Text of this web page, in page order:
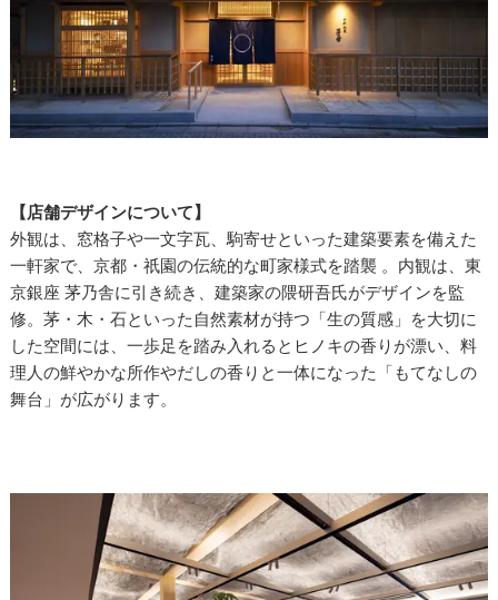
【店舗デザインについて】
外観は、窓格子や一文字瓦、駒寄せといった建築要素を備えた
一軒家で、京都・祇園の伝統的な町家様式を踏襲 。内観は、東
京銀座 茅乃舎に引き続き、建築家の隈研吾氏がデザインを監
修。茅・木・石といった自然素材が持つ「生の質感」を大切に
した空間には、一歩足を踏み入れるとヒノキの香りが漂い、料
理人の鮮やかな所作やだしの香りと一体になった「もてなしの
舞台」が広がります。